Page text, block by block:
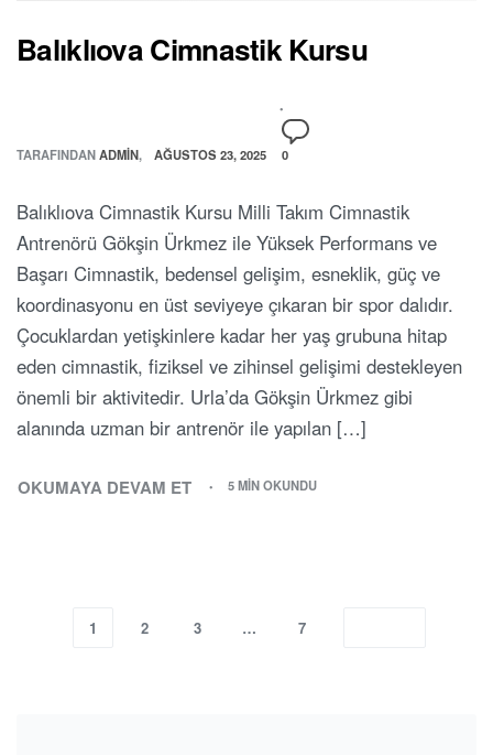
Balıklıova Cimnastik Kursu
TARAFINDANADMIN AĞUSTOS 23, 2025 0
Balıklıova Cimnastik Kursu Milli Takım Cimnastik
Antrenörü Gökşin Ürkmez ile Yüksek Performans ve
Başarı Cimnastik, bedensel gelişim, esneklik, güç ve
koordinasyonu en üst seviyeye çıkaran bir spor dalıdır.
Çocuklardan yetişkinlere kadar her yaş grubuna hitap
eden cimnastik, fiziksel ve zihinsel gelişimi destekleyen
önemli bir aktivitedir. Urla’da Gökşin Ürkmez gibi
alanında uzman bir antrenör ile yapılan […]
OKUMAYA DEVAM ET 5 MIN OKUNDU
1 2 3 … 7